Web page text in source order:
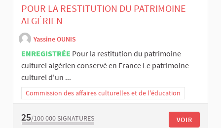
POUR LA RESTITUTION DU PATRIMOINE
ALGÉRIEN
Yassine OUNIS
ENREGISTRÉE Pour la restitution du patrimoine
culturel algérien conservé en France Le patrimoine
culturel d'un ...
Commission des affaires culturelles et de l'éducation
25/100 000 SIGNATURES VOIR